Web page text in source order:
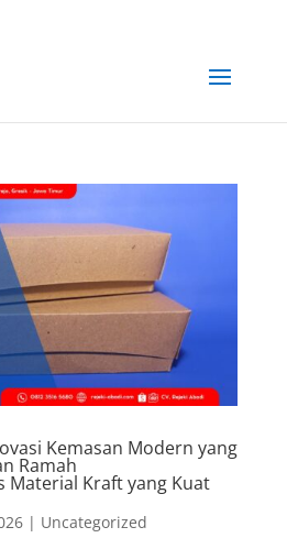
Kemasan Modern yang
Ramah
Material Kraft yang Kuat
| Uncategorized